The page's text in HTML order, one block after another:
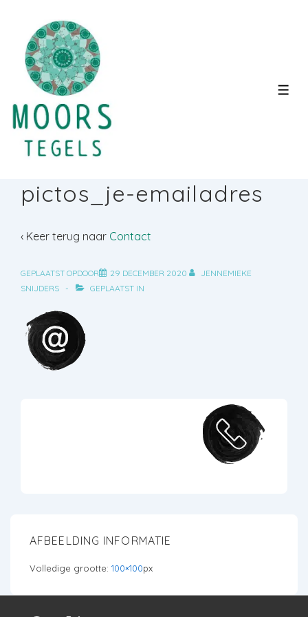
Doorgaan
hoofdinhoud
pictos_je-emailadres
‹ Keer terug naar Contact
GEPLAATST OPDOOR 29 DECEMBER 2020
JENNEMIEKE
SNIJDERS
GEPLAATST IN
AFBEELDING INFORMATIE
Volledige grootte: 100×100px